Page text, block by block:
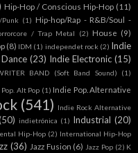
Hip-Hop / Conscious Hip-Hop (11)
(1) Hip-hop/Rap - R&B/Soul -
/ Trap Metal (2) House (9)
(8) IDM (1) independet rock (2) Indie
(23) Indie Electronic (15)
BAND (Soft Band Sound) (1)
Alt Pop (1) Indie Pop. Alternative
(541) Indie Rock Alternative
indietrónica (1) Industrial (20)
Hip-Hop (2) International Hip-Hop
(36) Jazz Fusion (6) Jazz Pop (2) K